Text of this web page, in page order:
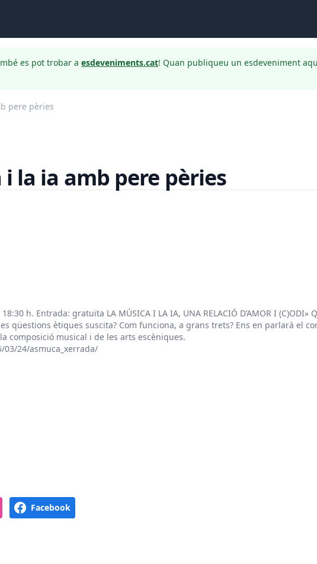
es pot trobar a esdeveniments.cat! Quan publiqueu un esdeveniment
pere pèries
la ia amb pere pèries
18:30 h. Entrada: gratuïta LA MÚSICA I LA IA, UNA RELACIÓ D’AMOR I
qüestions ètiques suscita? Com funciona, a grans trets? Ens en parlarà el
composició musical i de les arts escèniques.
24/asmuca_xerrada/
Facebook